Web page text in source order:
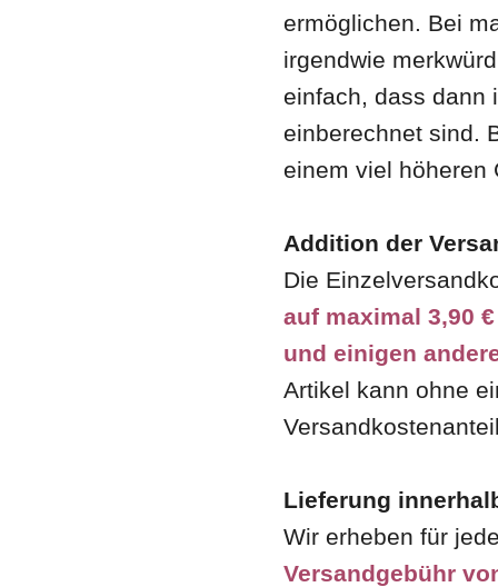
ermöglichen. Bei
irgendwie
einfach, dass dann
einberechnet sind.
einem viel höheren
Addition der
Die
auf maximal 3,90
und einigen
Artikel kann ohne
Lieferung
Wir erheben für
Versandgebühr